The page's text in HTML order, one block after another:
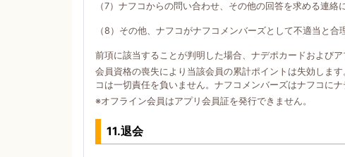
（7）ナフコからの問い合わせ、その他の回答を求める連
（8）その他、ナフコがナフコメンバーズとして不適当と
前項に該当することが判明した場合、ナデポカードおよび
会員資格の喪失により当該会員の累計ポイントは失効しま
コは一切責任を負いません。ナフコメンバーズはナフコに
※オフライン会員はアプリ会員証を発行できません。
11.退会